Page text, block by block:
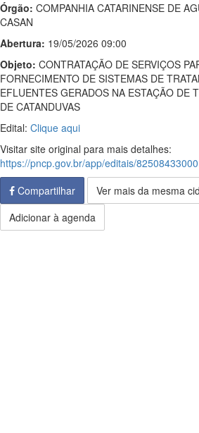
Órgão: COMPANHIA CATARINENSE DE
CASAN
Abertura: 19/05/2026 09:00
Objeto: CONTRATAÇÃO DE SERVIÇOS
FORNECIMENTO DE SISTEMAS DE
EFLUENTES GERADOS NA ESTAÇÃO DE
DE CATANDUVAS
Edital: Clique aqui
Visitar site original para mais detalhes:
https://pncp.gov.br/app/editais/
Compartilhar
Ver mais da mesma
Adicionar à agenda